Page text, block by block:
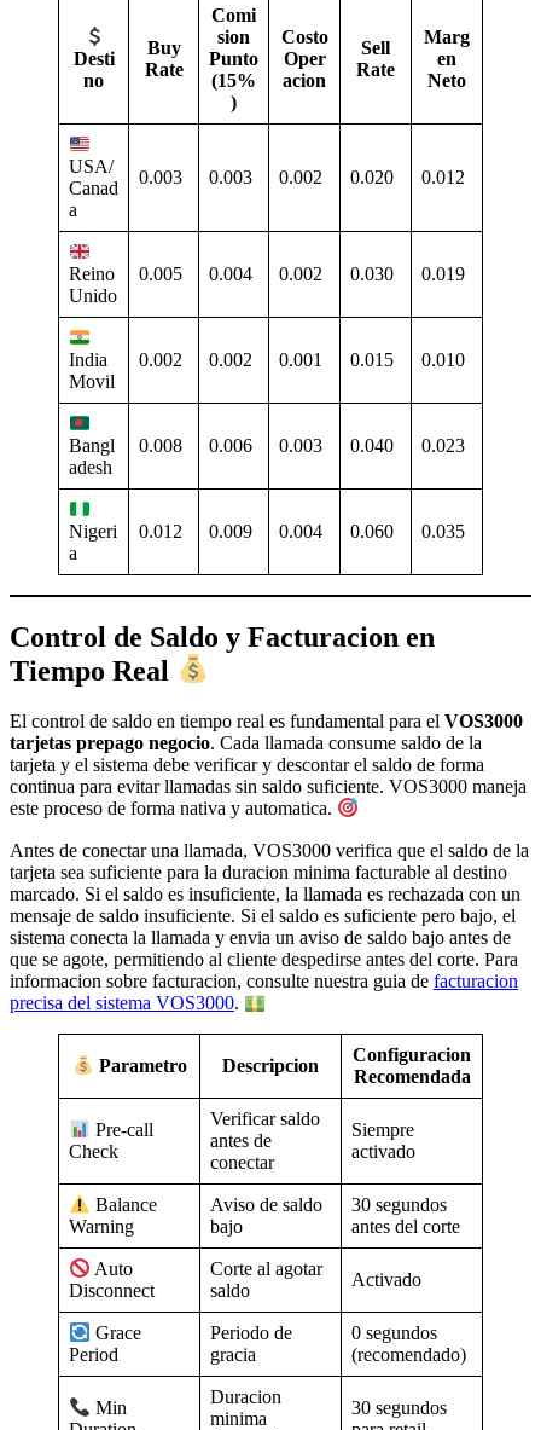
Desti
no
Buy
Rate
Comi
sion
Punto
(15%
)
Costo
Oper
acion
Sell
Rate
Marg
en
Neto
USA/
Canad
a
0.003 0.003 0.002 0.020 0.012
Reino
Unido
0.005 0.004 0.002 0.030 0.019
India
Movil
0.002 0.002 0.001 0.015 0.010
Bangl
adesh
0.008 0.006 0.003 0.040 0.023
Nigeri
a
0.012 0.009 0.004 0.060 0.035
Control de Saldo y Facturacion en
Tiempo Real
El control de saldo en tiempo real es fundamental para el VOS3000
tarjetas prepago negocio. Cada llamada consume saldo de la
tarjeta y el sistema debe verificar y descontar el saldo de forma
continua para evitar llamadas sin saldo suficiente. VOS3000 maneja
este proceso de forma nativa y automatica.
Antes de conectar una llamada, VOS3000 verifica que el saldo de la
tarjeta sea suficiente para la duracion minima facturable al destino
marcado. Si el saldo es insuficiente, la llamada es rechazada con un
mensaje de saldo insuficiente. Si el saldo es suficiente pero bajo, el
sistema conecta la llamada y envia un aviso de saldo bajo antes de
que se agote, permitiendo al cliente despedirse antes del corte. Para
informacion sobre facturacion, consulte nuestra guia de facturacion
precisa del sistema VOS3000.
Parametro Descripcion
Configuracion
Recomendada
Pre-call
Check
Verificar saldo
antes de
conectar
Siempre
activado
Balance
Warning
Aviso de saldo
bajo
30 segundos
antes del corte
Auto
Disconnect
Corte al agotar
saldo
Activado
Grace
Period
Periodo de
gracia
0 segundos
(recomendado)
Min
Duracion
minima
30 segundos